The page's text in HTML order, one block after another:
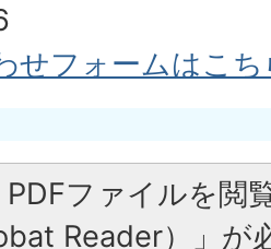
せフォームはこち
PDFファイルを閲
Reader）」が